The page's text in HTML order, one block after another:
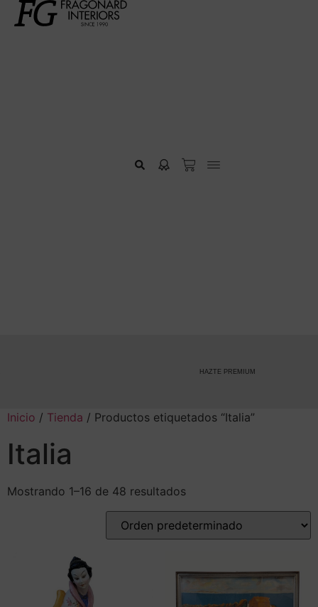
HAZTE PREMIUM
Inicio / Tienda / Productos etiquetados “Italia”
Italia
Mostrando 1–16 de 48 resultados